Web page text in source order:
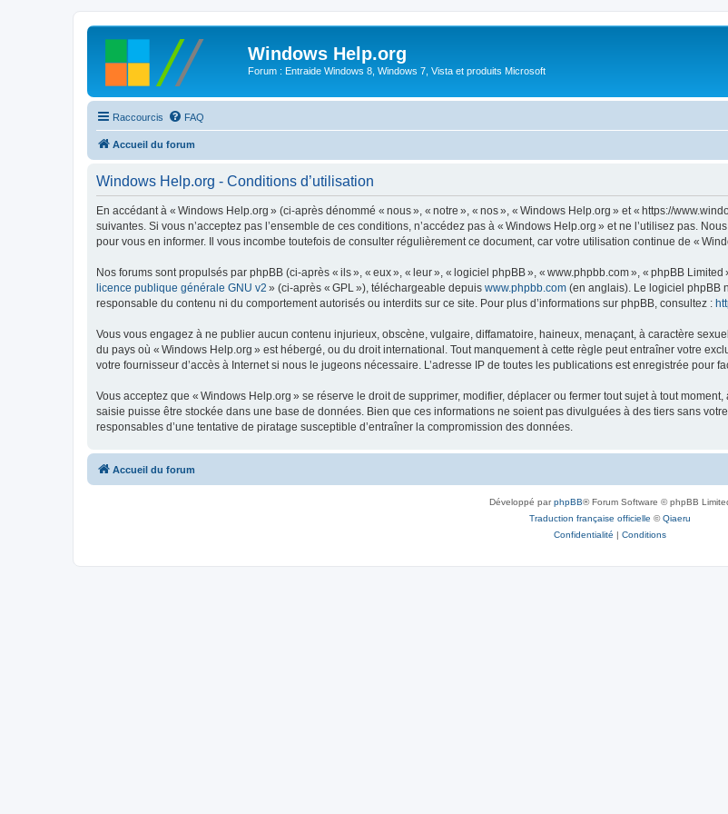
Windows Help.org
Forum : Entraide Windows 8, Windows 7, Vista et produits Microsoft
Raccourcis FAQ
Accueil du forum
Windows Help.org - Conditions d’utilisation
En accédant à « Windows Help.org » (ci-après dénommé « nous », « notre », « nos », « Windows Help.org » et « https://
suivantes. Si vous n’acceptez pas l’ensemble de ces conditions, n’accédez pas à « Windows Help.org » et ne l’utilisez pas.
pour vous en informer. Il vous incombe toutefois de consulter régulièrement ce document, car votre utilisation continue de «
Nos forums sont propulsés par phpBB (ci-après « ils », « eux », « leur », « logiciel phpBB », « www.phpbb.com », « phpBB
licence publique générale GNU v2 » (ci-après « GPL »), téléchargeable depuis www.phpbb.com (en anglais). Le logiciel phpBB
responsable du contenu ni du comportement autorisés ou interdits sur ce site. Pour plus d’informations sur phpBB, consultez :
Vous vous engagez à ne publier aucun contenu injurieux, obscène, vulgaire, diffamatoire, haineux, menaçant, à caractère
du pays où « Windows Help.org » est hébergé, ou du droit international. Tout manquement à cette règle peut entraîner votre
votre fournisseur d’accès à Internet si nous le jugeons nécessaire. L’adresse IP de toutes les publications est enregistrée pour
Vous acceptez que « Windows Help.org » se réserve le droit de supprimer, modifier, déplacer ou fermer tout sujet à tout
saisie puisse être stockée dans une base de données. Bien que ces informations ne soient pas divulguées à des tiers sans
responsables d’une tentative de piratage susceptible d’entraîner la compromission des données.
Accueil du forum
Développé parphpBB® Forum Software © phpBB
Traduction française officielle ©Qiaeru
Confidentialité | Conditions